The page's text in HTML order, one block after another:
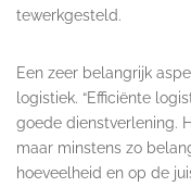
tewerkgesteld.
Een zeer belangrijk
logistiek. “Efficiënte
goede dienstverlening.
maar minstens zo
hoeveelheid en op de